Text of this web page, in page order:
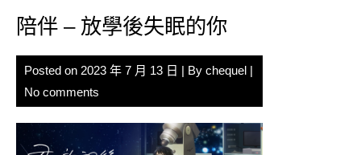
陪伴 – 放學後失眠的你
Posted on 2023 年 7 月 13 日 | By chequel |
No comments